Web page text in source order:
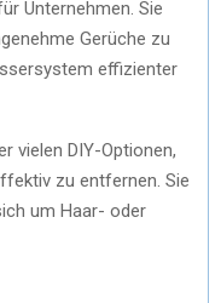
Unternehmen. Sie
Gerüche zu
effizienter
vielen DIY-Optionen,
zu entfernen. Sie
um Haar- oder